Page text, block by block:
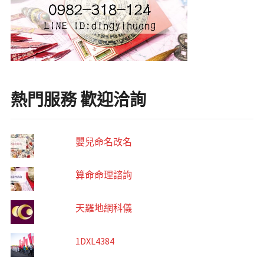
熱門服務 歡迎洽詢
嬰兒命名改名
算命命理諮詢
天羅地網科儀
1DXL4384